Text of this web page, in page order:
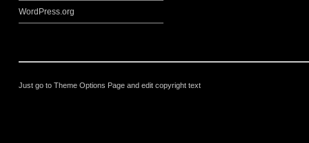
WordPress.org
Just go to Theme Options Page and edit copyright text